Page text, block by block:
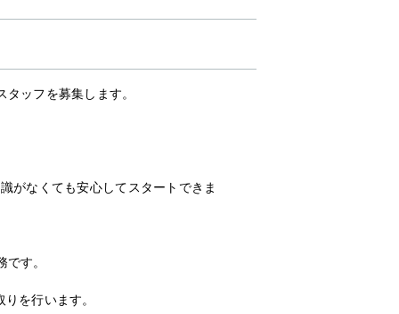
ッフを募集します。
がなくても安心してスタートできま
す。
を行います。